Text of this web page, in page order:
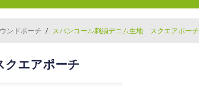
ンドポーチ / スパンコール刺繍デニム生地 スクエアポーチ
エアポーチ